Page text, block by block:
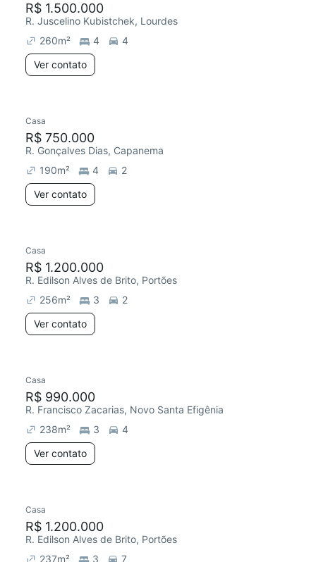
R$ 1.500.000
R. Juscelino Kubistchek, Lourdes
260m² 4
4
Ver contato
Casa
R$ 750.000
R. Gonçalves Dias, Capanema
190m² 4
2
Ver contato
Casa
R$ 1.200.000
R. Edilson Alves de Brito, Portões
256m² 3
2
Ver contato
Casa
R$ 990.000
R. Francisco Zacarias, Novo Santa Efigênia
238m² 3
4
Ver contato
Casa
R$ 1.200.000
R. Edilson Alves de Brito, Portões
237m² 3 7